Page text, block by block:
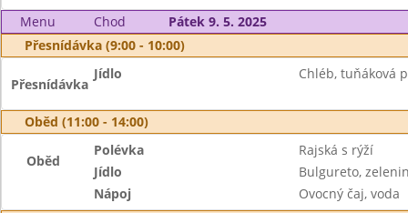
Menu Chod
Pátek 9. 5. 2025
Přesnídávka (9:00 - 10:00)
Přesnídávka
Jídlo Chléb, tuňáková
Oběd (11:00 - 14:00)
Oběd
Polévka
Rajská s rýží
Jídlo
Bulgureto,
Nápoj
Ovocný čaj, voda